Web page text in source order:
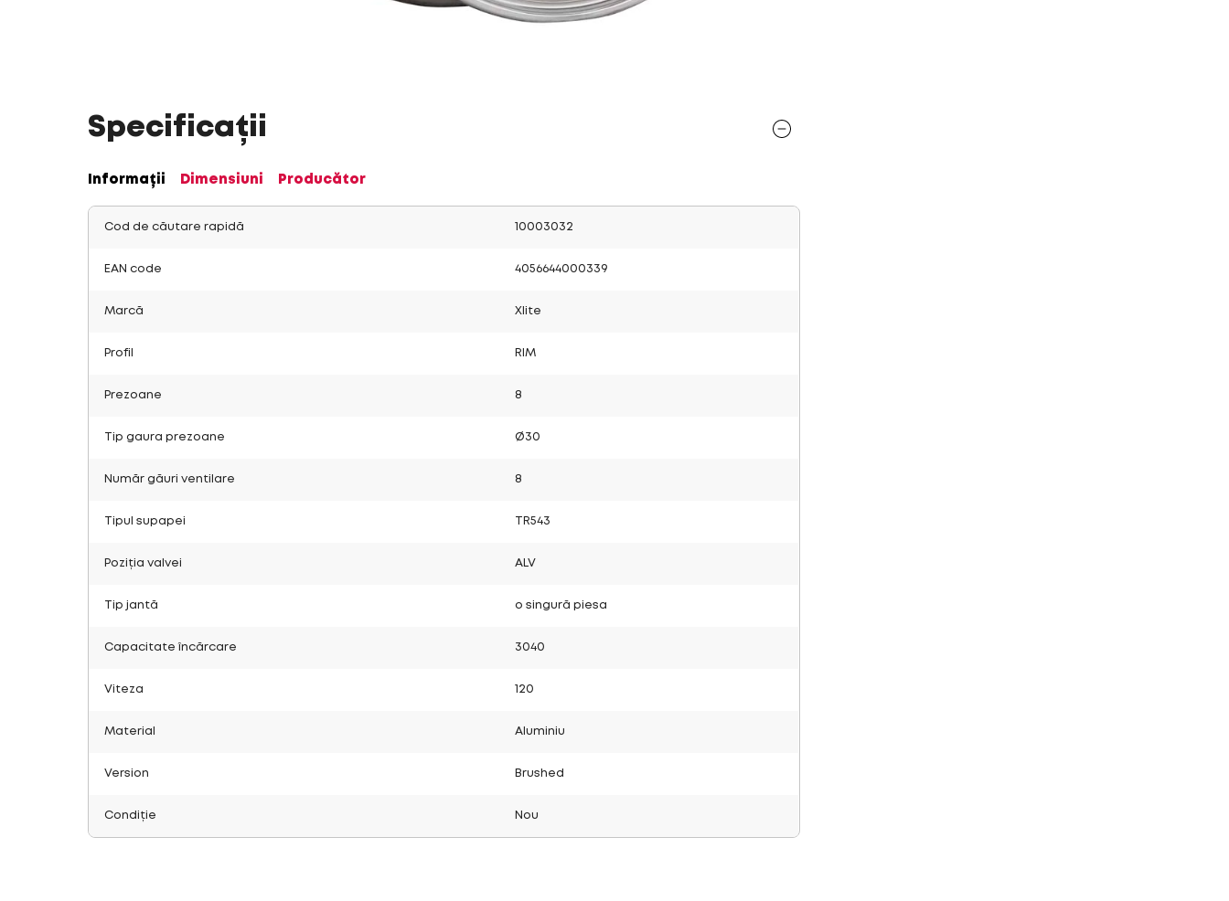
Specificații
Informații Dimensiuni Producător
Cod de căutare rapidă 10003032
EAN code 4056644000339
Marcă Xlite
Profil RIM
Prezoane 8
Tip gaura prezoane Ø30
Număr găuri ventilare 8
Tipul supapei TR543
Poziția valvei ALV
Tip jantă o singură piesa
Capacitate încărcare 3040
Viteza 120
Material Aluminiu
Version Brushed
Condiție Nou